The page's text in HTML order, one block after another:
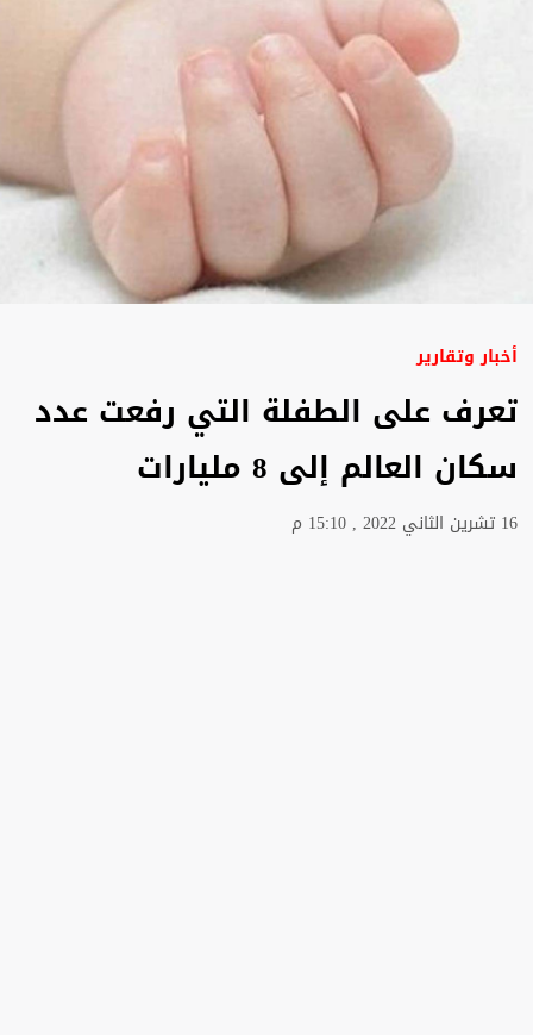
أخبار وتقارير
تعرف على الطفلة التي رفعت عدد
سكان العالم إلى 8 مليارات
16 تشرين الثاني 2022 , 15:10 م